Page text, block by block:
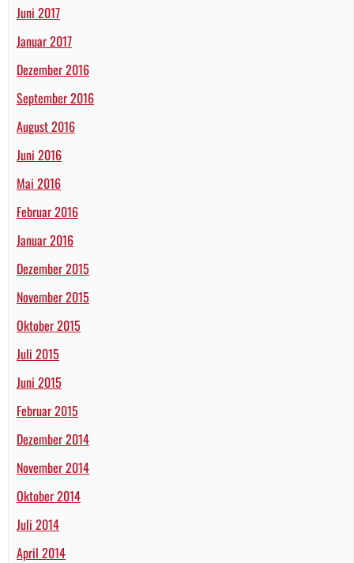
Juni 2017
Januar 2017
Dezember 2016
September 2016
August 2016
Juni 2016
Mai 2016
Februar 2016
Januar 2016
Dezember 2015
November 2015
Oktober 2015
Juli 2015
Juni 2015
Februar 2015
Dezember 2014
November 2014
Oktober 2014
Juli 2014
April 2014